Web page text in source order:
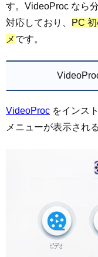
す。VideoProc なら
対応しており、
PC
メ です。
VideoProc をインス
メニューが表示され